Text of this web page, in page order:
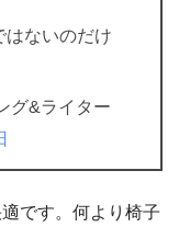
はないのだけ
グ&ライター
です。何より椅子